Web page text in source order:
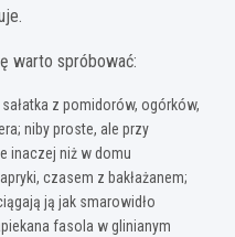
warto spróbować:
sałatka z pomidorów, ogórków,
niby proste, ale przy
inaczej niż w domu
czasem z bakłażanem;
ją jak smarowidło
fasola w glinianym